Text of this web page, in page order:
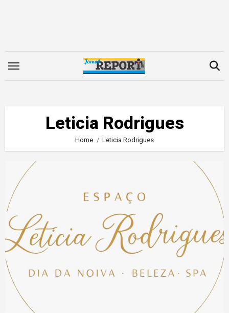
Leticia Rodrigues
Home Leticia Rodrigues